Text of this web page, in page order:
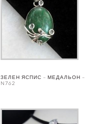
ЗЕЛЕН ЯСПИС – МЕДАЛЬОН –
N762